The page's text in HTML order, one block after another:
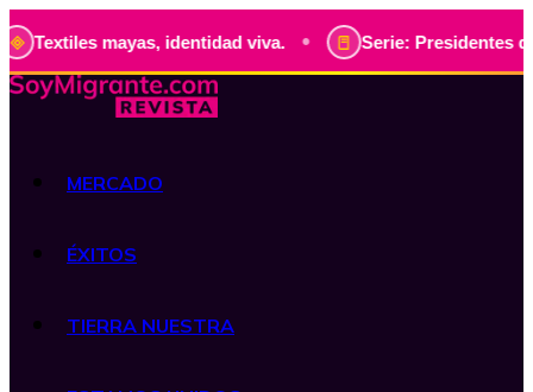
mayas, identidad viva. • Serie: Presidentes de
MERCADO
ÉXITOS
TIERRA NUESTRA